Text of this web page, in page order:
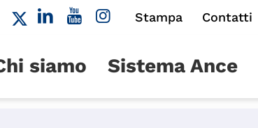
Stampa Contatti
siamo Sistema Ance